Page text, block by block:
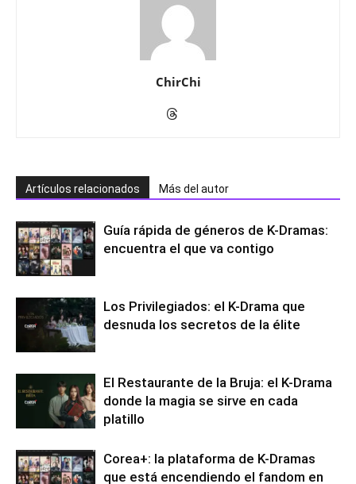
ChirChi
Artículos relacionados Más del autor
Guía rápida de géneros de K-Dramas:
encuentra el que va contigo
Los Privilegiados: el K-Drama que
desnuda los secretos de la élite
El Restaurante de la Bruja: el K-Drama
donde la magia se sirve en cada
platillo
Corea+: la plataforma de K-Dramas
que está encendiendo el fandom en